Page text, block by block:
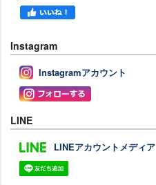
Instagram
Instagramアカウント
LINE
LINEアカウントメディア